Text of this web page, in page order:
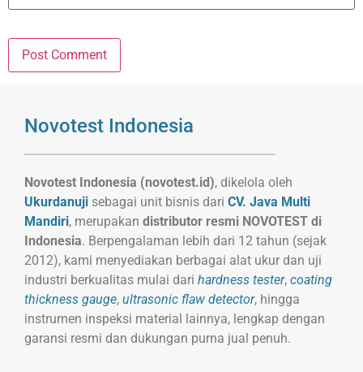
Novotest Indonesia
Novotest Indonesia (novotest.id), dikelola oleh
Ukurdanuji sebagai unit bisnis dari CV. Java Multi
Mandiri, merupakan distributor resmi NOVOTEST di
Indonesia. Berpengalaman lebih dari 12 tahun (sejak
2012), kami menyediakan berbagai alat ukur dan uji
industri berkualitas mulai dari hardness tester, coating
thickness gauge, ultrasonic flaw detector, hingga
instrumen inspeksi material lainnya, lengkap dengan
garansi resmi dan dukungan purna jual penuh.